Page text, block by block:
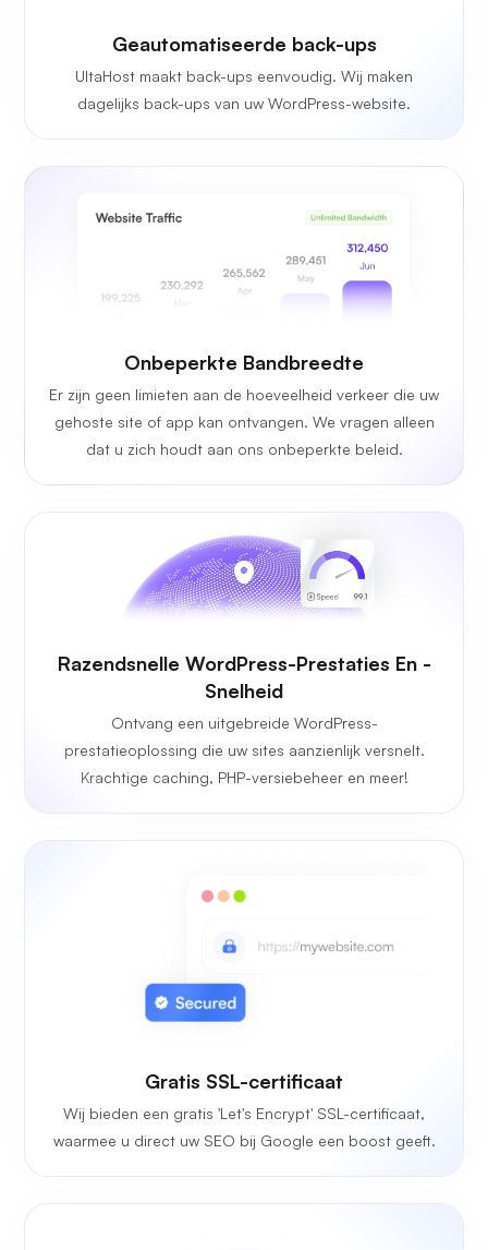
Geautomatiseerde back-ups
UltaHost maakt back-ups eenvoudig. Wij maken
dagelijks back-ups van uw WordPress-website.
Onbeperkte Bandbreedte
Er zijn geen limieten aan de hoeveelheid verkeer die uw
gehoste site of app kan ontvangen. We vragen alleen
dat u zich houdt aan ons onbeperkte beleid.
Razendsnelle WordPress-Prestaties En -
Snelheid
Ontvang een uitgebreide WordPress-
prestatieoplossing die uw sites aanzienlijk versnelt.
Krachtige caching, PHP-versiebeheer en meer!
Gratis SSL-certificaat
Wij bieden een gratis 'Let's Encrypt' SSL-certificaat,
waarmee u direct uw SEO bij Google een boost geeft.